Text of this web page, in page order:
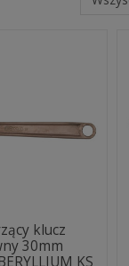
klucz
30mm
KS